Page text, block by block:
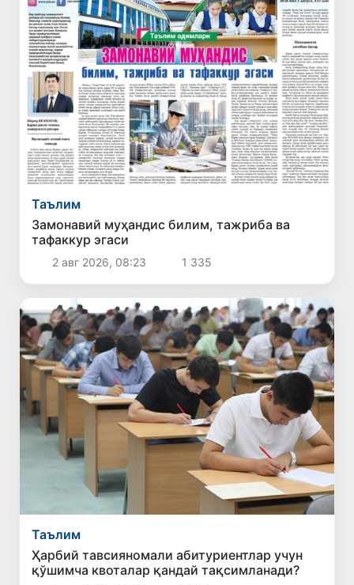
Таълим
Замонавий муҳандис билим, тажриба ва
тафаккур эгаси
2 авг 2026, 08:23 1 335
Таълим
Ҳарбий тавсияномали абитуриентлар учун
қўшимча квоталар қандай тақсимланади?